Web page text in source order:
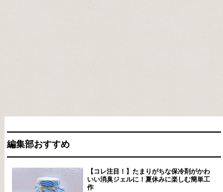
編集部おすすめ
【コレ注目！】たまりがちな保冷剤がかわ
いい消臭ジェルに！夏休みに楽しむ簡単工
作